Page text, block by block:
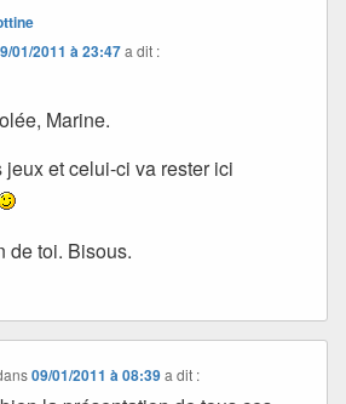
01/2011 à 23:47a dit :
Marine.
jeux et celui-ci va rester ici
de toi. Bisous.
09/01/2011 à 08:39 a dit :